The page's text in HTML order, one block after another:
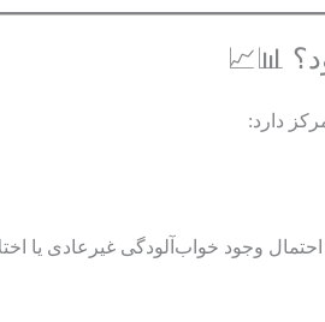
دارد:
وجود خواب‌آلودگی غیرعادی یا